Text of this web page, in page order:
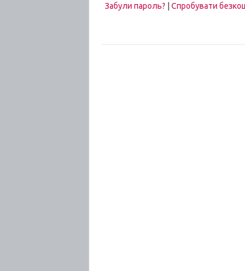
Забули пароль?
Спробувати